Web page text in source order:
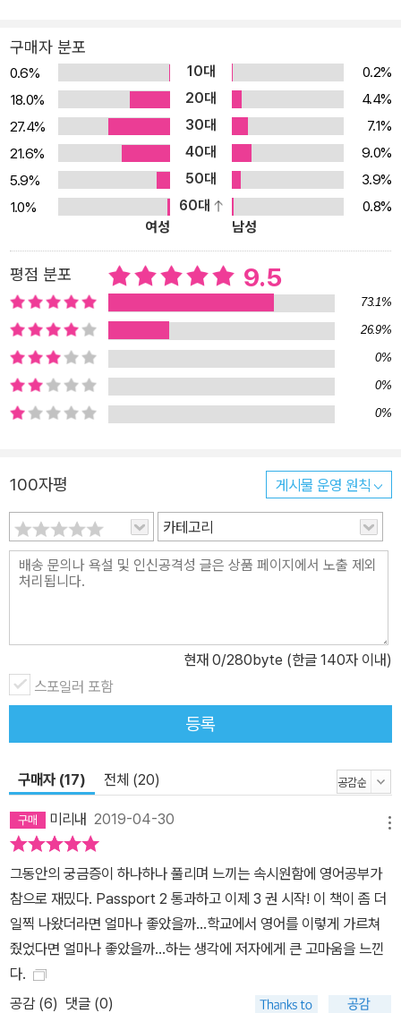
구매자 분포
0.6% 10대
0.2%
18.0%
20대
4.4%
27.4%
30대
7.1%
21.6%
40대
9.0%
5.9%
50대
3.9%
1.0%
60대
0.8%
여성
남성
평점 분포 9.5
73.1%
26.9%
0%
0%
0%
100자평 게시물 운영 원칙
카테고리
현재 0/280byte (한글 140자 이내)
스포일러 포함
등록
구매자 (17) 전체 (20)
미리내 2019-04-30
그동안의 궁금증이 하나하나 풀리며 느끼는 속시원함에 영어공부가
참으로 재밌다. Passport 2 통과하고 이제 3 권 시작! 이 책이 좀 더
일찍 나왔더라면 얼마나 좋았을까...학교에서 영어를 이렇게 가르쳐
줬었다면 얼마나 좋았을까...하는 생각에 저자에게 큰 고마움을 느낀
다.
공감 (6) 댓글 (0)